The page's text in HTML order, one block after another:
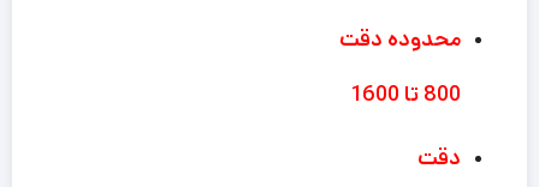
محدوده دقت
800 تا 1600
دقت